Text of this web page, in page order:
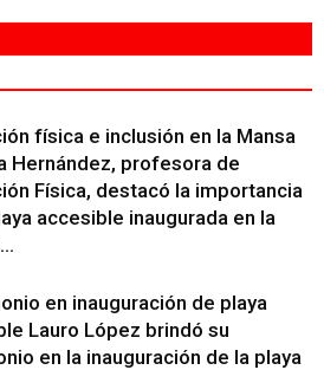
física e inclusión en la Mansa
Hernández, profesora de
Física, destacó la importancia
accesible inaugurada en la
en inauguración de playa
Lauro López brindó su
en la inauguración de la playa